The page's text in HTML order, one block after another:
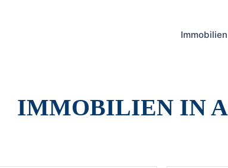
Immobilien
IMMOBILIEN IN